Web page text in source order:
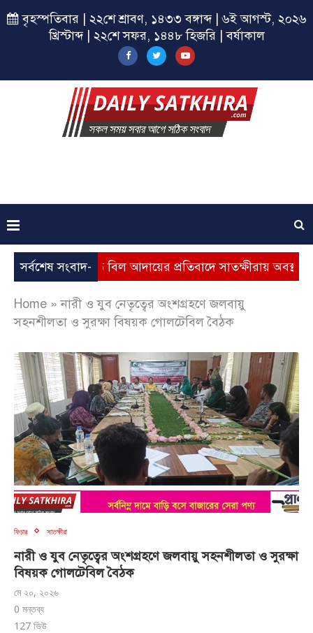
বৃহস্পতিবার | ২২শে শ্রাবণ, ১৪৩৩ বঙ্গাব্দ | ৬ই আগস্ট, ২০২৬
খ্রিস্টাব্দ | ২২শে সফর, ১৪৪৮ হিজরি | বর্ষাকাল
সর্বশেষ সংবাদ-
ভূতুড়ে বিল আদায়ের প্রতিবাদে সাতক্ষীরায় অবস্থান কর্মসূচি
Home »নারী ও যুব নেতৃত্বের অংশগ্রহণে জলবায়ু
সহনশীলতা ও সুরক্ষা বিষয়ক গোলটেবিল বৈঠক
ফিচার সাতক্ষীরা
নারী ও যুব নেতৃত্বের অংশগ্রহণে জলবায়ু সহনশীলতা ও সুরক্ষা
বিষয়ক গোলটেবিল বৈঠক
মে ২০, ২০২৬
0 মন্তব্য
127 ভিউ